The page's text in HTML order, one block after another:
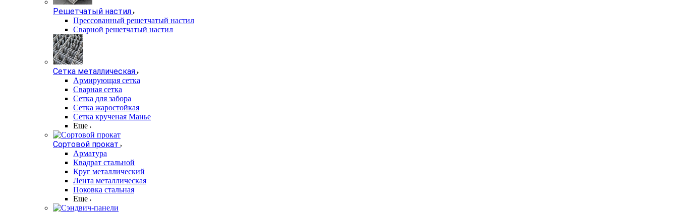
Решетчатый настил
Прессованный решетчатый настил
Сварной решетчатый настил
Сетка металлическая
Армирующая сетка
Сварная сетка
Сетка для забора
Сетка жаростойкая
Сетка крученая Манье
Еще
Сортовой прокат
Арматура
Квадрат стальной
Круг металлический
Лента металлическая
Поковка стальная
Еще